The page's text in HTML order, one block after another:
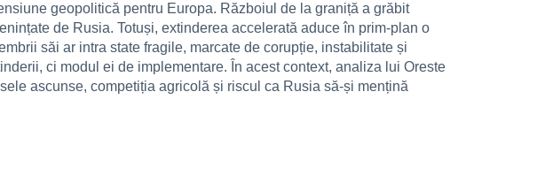
geopolitică pentru Europa. Războiul de la graniță a grăbit
de Rusia. Totuși, extinderea accelerată aduce în prim-plan o
săi ar intra state fragile, marcate de corupție, instabilitate și
ci modul ei de implementare. În acest context, analiza lui Oreste
ascunse, competiția agricolă și riscul ca Rusia să-și mențină